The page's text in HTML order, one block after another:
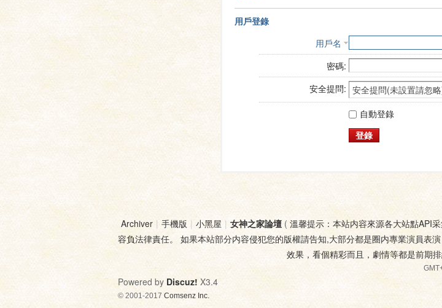
用戶登錄
用戶名
密碼:
安全提問:
自動登錄
登錄
Archiver | 手機版 | 小黑屋 | 女神之家論壇( 溫馨提示：本站内容來源各大站點API
容負法律責任。 如果本站部分内容侵犯您的版權請告知,大部分都是圈内專業演員表
效果，看個精彩而且，劇情等都是前期
Powered by Discuz! X3.4
© 2001-2017 Comsenz Inc.